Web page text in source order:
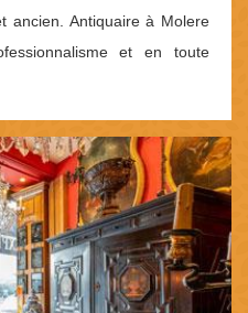
ancien. Antiquaire à Molere
et en toute